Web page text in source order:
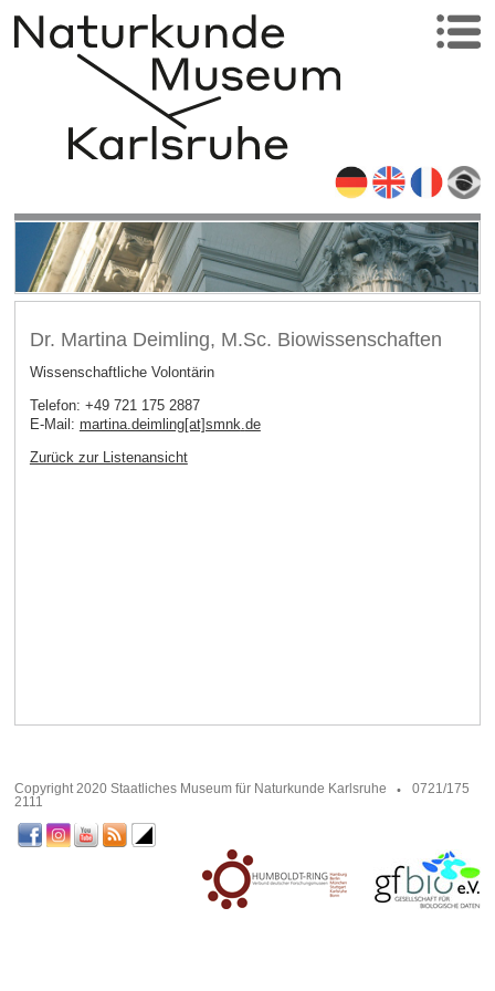
Dr. Martina Deimling, M.Sc. Biowissenschaften
Wissenschaftliche Volontärin
Telefon: +49 721 175 2887
E-Mail: martina.deimling[at]smnk.de
Zurück zur Listenansicht
Copyright 2020 Staatliches Museum für Naturkunde Karlsruhe
0721/175
2111